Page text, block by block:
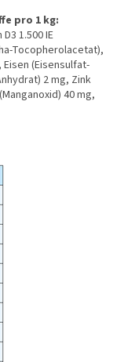
pro 1 kg:
1.500 IE
Tocopherolacetat),
(Eisensulfat-
2 mg, Zink
40 mg,